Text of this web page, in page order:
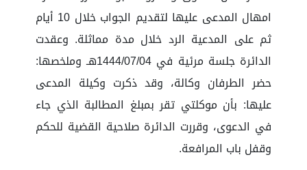
امهال المدعى عليها لتقديم الجواب خلال 10 أيام
ثم على المدعية الرد خلال مدة مماثلة. وعقدت
الدائرة جلسة مرئية في 1444/07/04هـ وملخصها:
حضر الطرفان وكالة، وقد ذكرت وكيلة المدعى
عليها: بأن موكلتي تقر بمبلغ المطالبة الذي جاء
في الدعوى، وقررت الدائرة صلاحية القضية للحكم
وقفل باب المرافعة.